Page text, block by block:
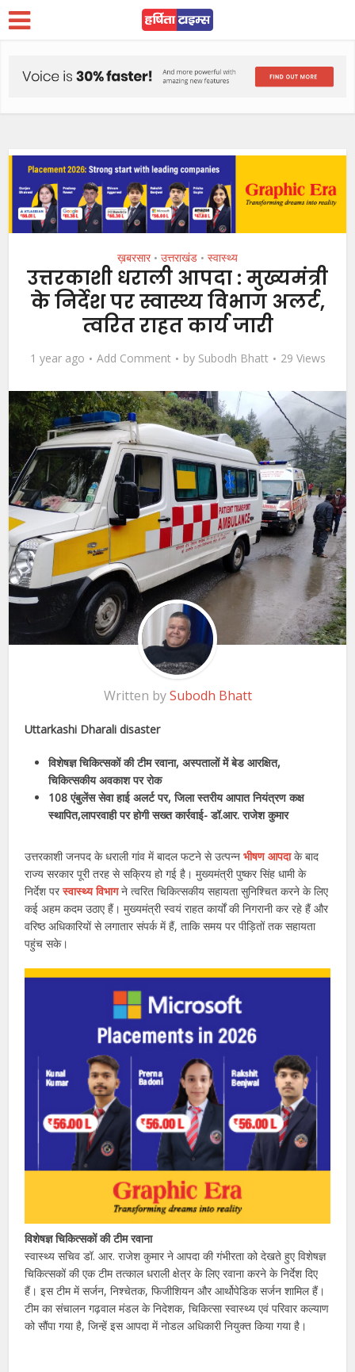
ख़बरसार • उत्तराखंड • स्वास्थ्य
उत्तरकाशी धराली आपदा : मुख्यमंत्री
के निर्देश पर स्वास्थ्य विभाग अलर्ट,
त्वरित राहत कार्य जारी
1 year ago Add Comment by Subodh Bhatt 29 Views
Written bySubodh Bhatt
Uttarkashi Dharali disaster
विशेषज्ञ चिकित्सकों की टीम रवाना, अस्पतालों में बेड आरक्षित,
चिकित्सकीय अवकाश पर रोक
108 एंबुलेंस सेवा हाई अलर्ट पर, जिला स्तरीय आपात नियंत्रण कक्ष
स्थापित,लापरवाही पर होगी सख्त कार्रवाई- डॉ.आर. राजेश कुमार
उत्तरकाशी जनपद के धराली गांव में बादल फटने से उत्पन्नभीषण आपदाके बाद
राज्य सरकार पूरी तरह से सक्रिय हो गई है। मुख्यमंत्री पुष्कर सिंह धामी के
निर्देश परस्वास्थ्य विभागने त्वरित चिकित्सकीय सहायता सुनिश्चित करने के लिए
कई अहम कदम उठाए हैं। मुख्यमंत्री स्वयं राहत कार्यों की निगरानी कर रहे हैं और
वरिष्ठ अधिकारियों से लगातार संपर्क में हैं, ताकि समय पर पीड़ितों तक सहायता
पहुंच सके।
विशेषज्ञ चिकित्सकों की टीम रवाना
स्वास्थ्य सचिव डॉ. आर. राजेश कुमार ने आपदा की गंभीरता को देखते हुए विशेषज्ञ
चिकित्सकों की एक टीम तत्काल धराली क्षेत्र के लिए रवाना करने के निर्देश दिए
हैं। इस टीम में सर्जन, निश्चेतक, फिजीशियन और आर्थोपेडिक सर्जन शामिल हैं।
टीम का संचालन गढ़वाल मंडल के निदेशक, चिकित्सा स्वास्थ्य एवं परिवार कल्याण
को सौंपा गया है, जिन्हें इस आपदा में नोडल अधिकारी नियुक्त किया गया है।